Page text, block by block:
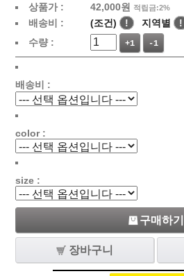
상품가 : 42,000원 적립금:2%
배송비 : (조건) ! 지역별
!
수량 :
+1 -1
배송비 :
color :
size :
구매하기
장바구니